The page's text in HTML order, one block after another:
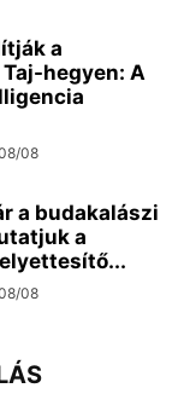
a
hegyen: A
08
a budakalászi
a
08